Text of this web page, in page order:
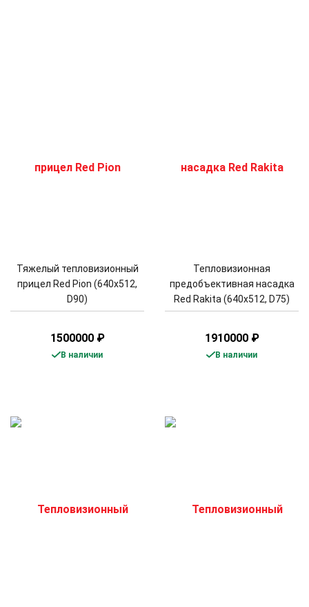
Тяжелый тепловизионный
прицел Red Pion (640x512,
D90)
1500000 ₽
В наличии
Тепловизионная
предобъективная насадка
Red Rakita (640x512, D75)
1910000 ₽
В наличии